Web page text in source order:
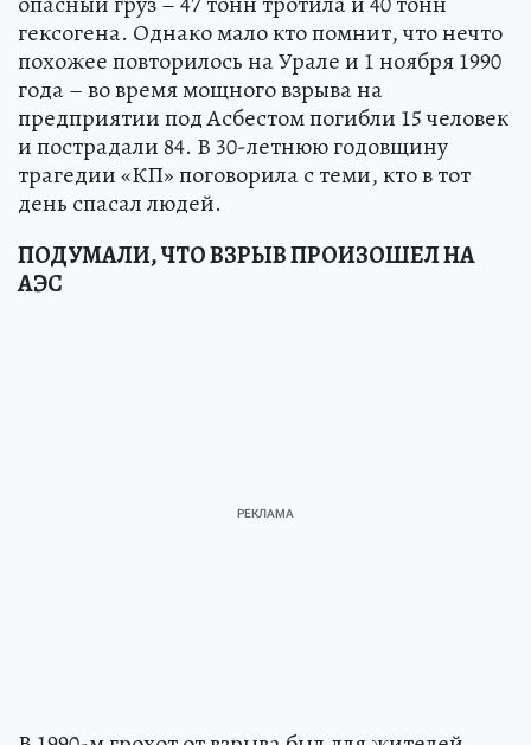
гексогена. Однако мало кто помнит, что нечто
похожее повторилось на Урале и 1 ноября 1990
года – во время мощного взрыва на
предприятии под Асбестом погибли 15 человек
и пострадали 84. В 30-летнюю годовщину
трагедии «КП» поговорила с теми, кто в тот
день спасал людей.
ПОДУМАЛИ, ЧТО ВЗРЫВ ПРОИЗОШЕЛ НА
АЭС